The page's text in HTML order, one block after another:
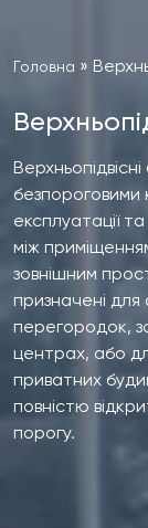
Головна »
безпороговими
експлуатації
між
зовнішним
призначені
перегородок,
центрах, або
приватних
повністю
порогу.